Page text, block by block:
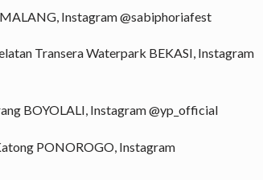
Instagram @sabiphoriafest
Transera Waterpark BEKASI, Instagram
BOYOLALI, Instagram @yp_official
PONOROGO, Instagram